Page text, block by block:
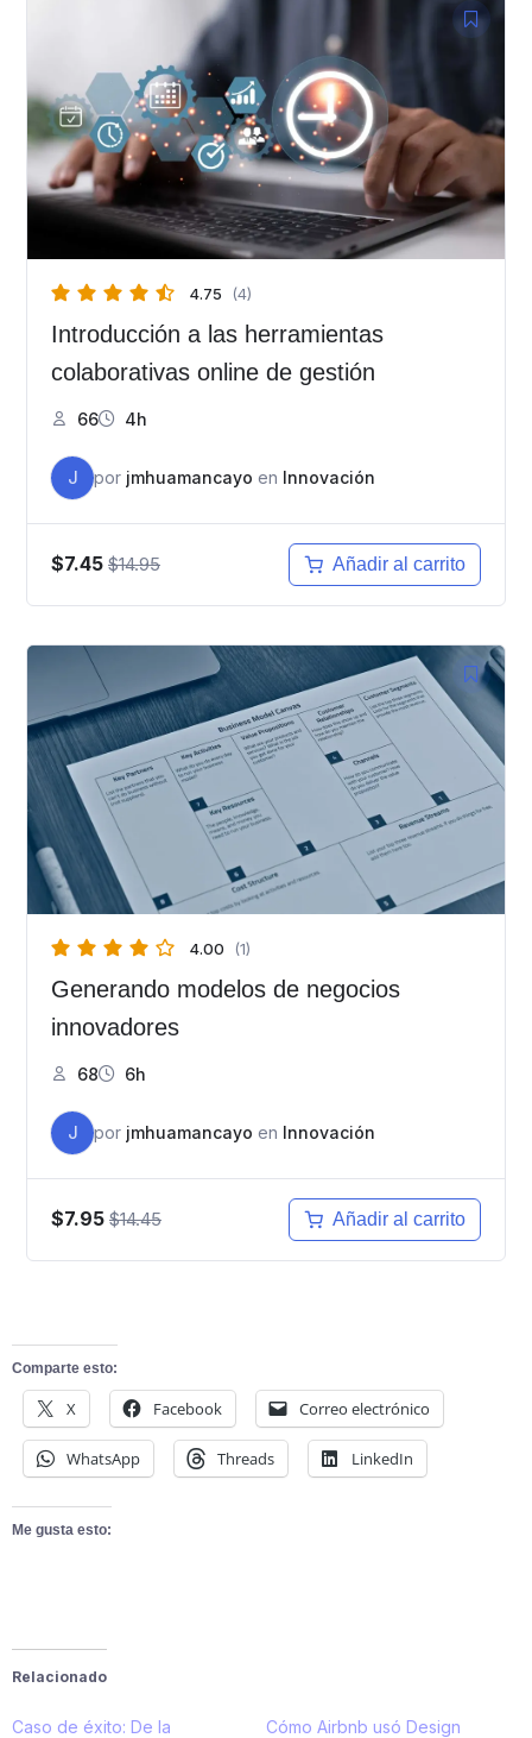
4.75 (4)
Introducción a las herramientas
colaborativas online de gestión
66 4h
J por jmhuamancayo en Innovación
$7.45 $14.95 Añadir al carrito
4.00 (1)
Generando modelos de negocios
innovadores
68 6h
J por jmhuamancayo en Innovación
$7.95 $14.45 Añadir al carrito
Comparte esto:
X Facebook Correo electrónico
WhatsApp Threads LinkedIn
Me gusta esto:
Relacionado
Caso de éxito: De la
Cómo Airbnb usó Design